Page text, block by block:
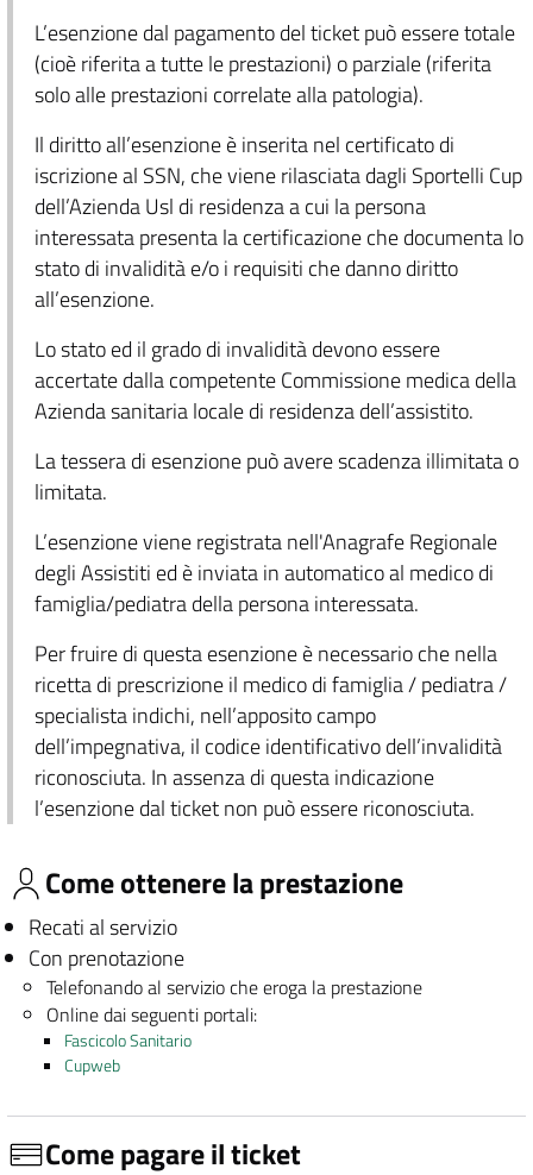
L’esenzione dal pagamento del ticket può essere totale
(cioè riferita a tutte le prestazioni) o parziale (riferita
solo alle prestazioni correlate alla patologia).
Il diritto all’esenzione è inserita nel certificato di
iscrizione al SSN, che viene rilasciata dagli Sportelli Cup
dell’Azienda Usl di residenza a cui la persona
interessata presenta la certificazione che documenta lo
stato di invalidità e/o i requisiti che danno diritto
all’esenzione.
Lo stato ed il grado di invalidità devono essere
accertate dalla competente Commissione medica della
Azienda sanitaria locale di residenza dell’assistito.
La tessera di esenzione può avere scadenza illimitata o
limitata.
L’esenzione viene registrata nell'Anagrafe Regionale
degli Assistiti ed è inviata in automatico al medico di
famiglia/pediatra della persona interessata.
Per fruire di questa esenzione è necessario che nella
ricetta di prescrizione il medico di famiglia / pediatra /
specialista indichi, nell’apposito campo
dell’impegnativa, il codice identificativo dell’invalidità
riconosciuta. In assenza di questa indicazione
l’esenzione dal ticket non può essere riconosciuta.
Come ottenere la prestazione
Recati al servizio
Con prenotazione
Telefonando al servizio che eroga la prestazione
Online dai seguenti portali:
Fascicolo Sanitario
Cupweb
Come pagare il ticket